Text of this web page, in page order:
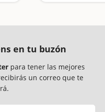
en tu buzón
para tener las mejores
un correo que te